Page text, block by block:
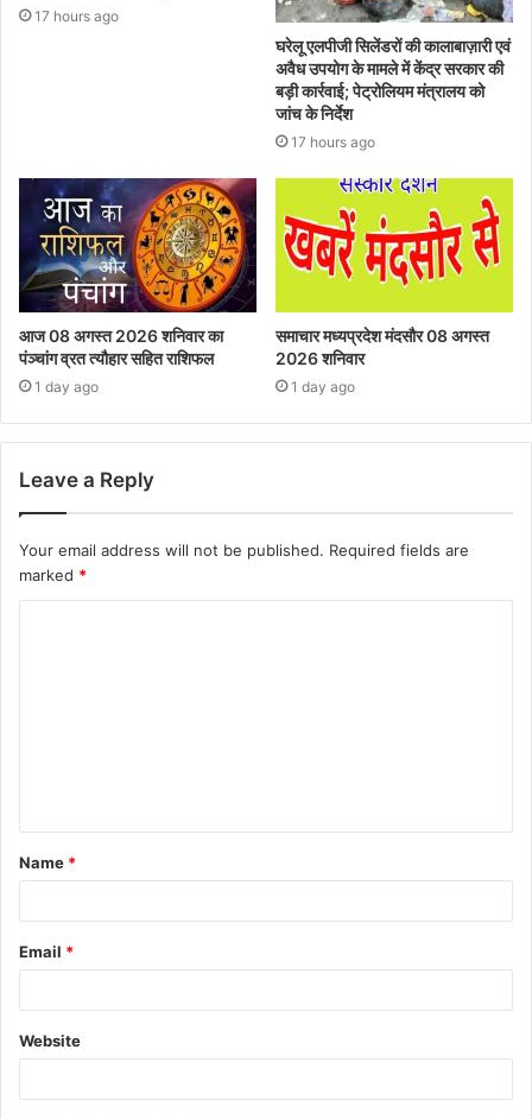
17 hours ago
घरेलू एलपीजी सिलेंडरों की कालाबाज़ारी एवं
अवैध उपयोग के मामले में केंद्र सरकार की
बड़ी कार्रवाई; पेट्रोलियम मंत्रालय को
जांच के निर्देश
17 hours ago
आज 08 अगस्त 2026‌ शनिवार का
पंञ्चांग व्रत त्यौहार सहित राशिफल
1 day ago
समाचार मध्यप्रदेश मंदसौर 08 अगस्त
2026 शनिवार
1 day ago
Leave a Reply
Your email address will not be published. Required fields are
marked *
Name *
Email *
Website